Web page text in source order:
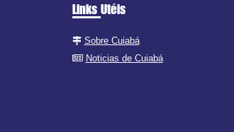
Links Utéis
Sobre Cuiabá
Noticias de Cuiabá